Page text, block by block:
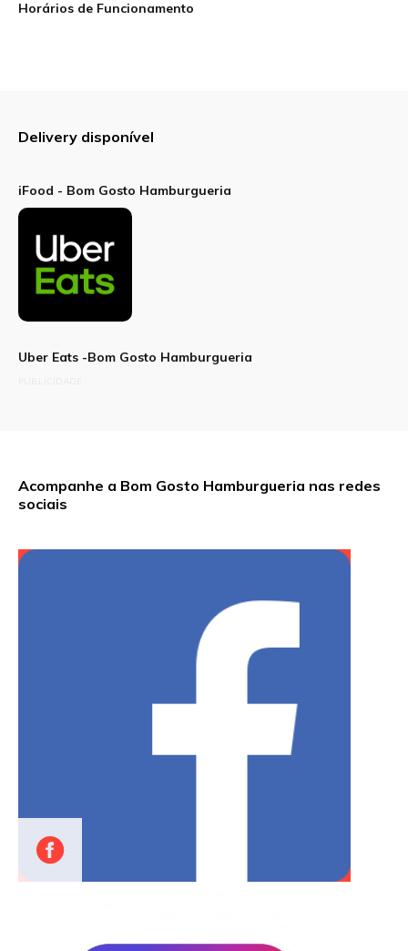
Horários de Funcionamento
Delivery disponível
iFood - Bom Gosto Hamburgueria
Uber Eats -Bom Gosto Hamburgueria
Acompanhe a Bom Gosto Hamburgueria nas redes
sociais